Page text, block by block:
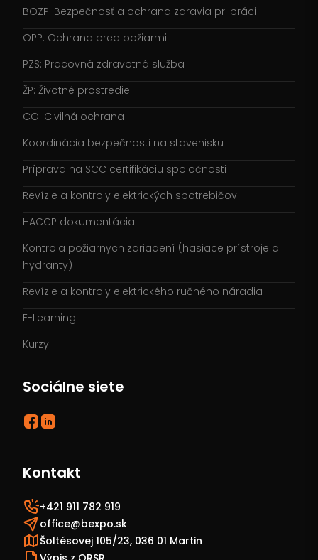
BOZP: Bezpečnosť a ochrana zdravia pri práci
OPP: Ochrana pred požiarmi
PZS: Pracovná zdravotná služba
ŽP: Životné prostredie
CO: Civilná ochrana
Koordinácia bezpečnosti na stavenisku
Príprava na SCC certifikáciu spoločnosti
Revízie a kontroly elektrických spotrebičov
HACCP dokumentácia
Kontrola požiarnych zariadení (hasiace prístroje a
hydranty)
Revízie a kontroly elektrického ručného náradia
E-Learning
Kurzy
Sociálne siete
Kontakt
+421 911 782 919
office@bexpo.sk
Šoltésovej 105/23, 036 01 Martin